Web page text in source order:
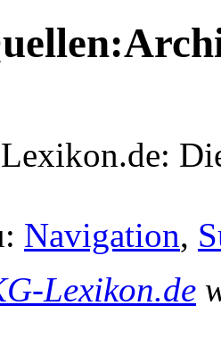
Navigation,
Lexikon.de